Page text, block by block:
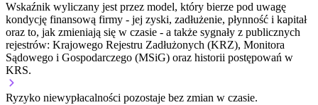
Wskaźnik wyliczany jest przez model, który bierze pod uwagę
kondycję finansową firmy - jej zyski, zadłużenie, płynność i kapitał
oraz to, jak zmieniają się w czasie - a także sygnały z publicznych
rejestrów: Krajowego Rejestru Zadłużonych (KRZ), Monitora
Sądowego i Gospodarczego (MSiG) oraz historii postępowań w
KRS.
Ryzyko niewypłacalności pozostaje bez zmian w czasie.